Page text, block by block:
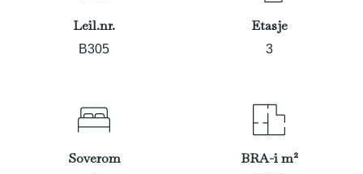
Leil.nr.
B305
Etasje
3
Soverom BRA-i m²